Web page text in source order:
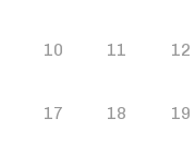
10 11 12
17 18 19